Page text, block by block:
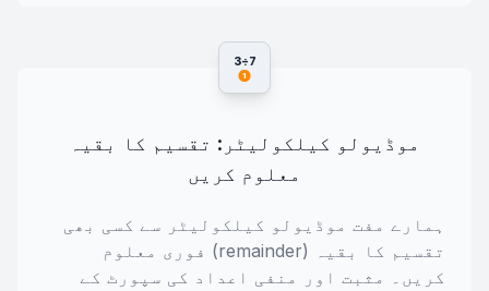
7÷3
1
موڈیولو کیلکولیٹر: تقسیم کا بقیہ
معلوم کریں
ہمارے مفت موڈیولو کیلکولیٹر سے کسی بھی
تقسیم کا بقیہ (remainder) فوری معلوم
کریں۔ مثبت اور منفی اعداد کی سپورٹ کے